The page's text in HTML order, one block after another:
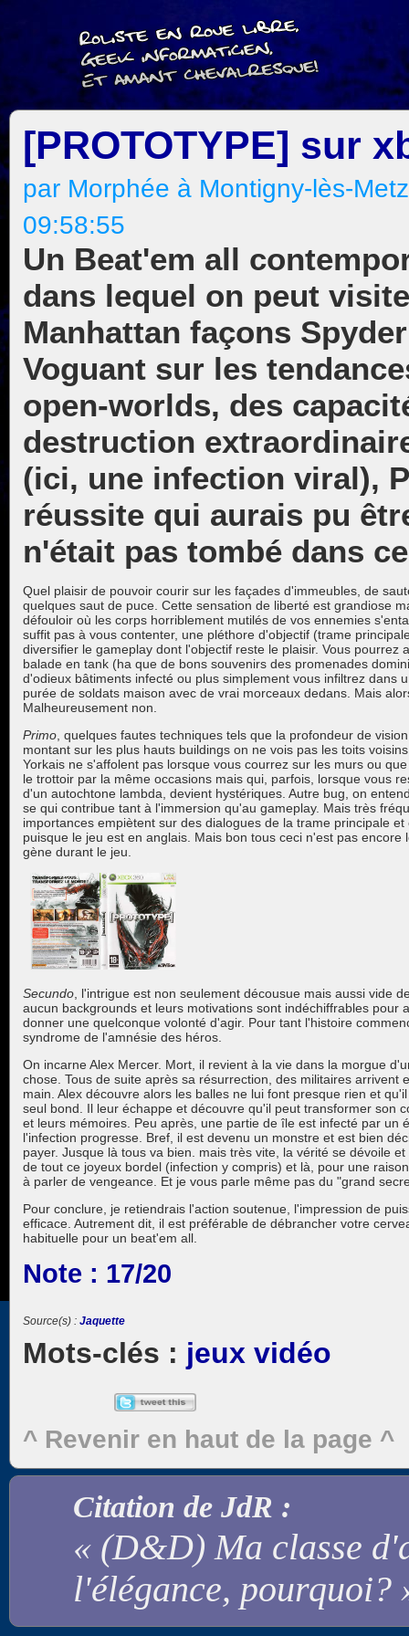
[PROTOTYPE] sur
par Morphée à Montigny-lès-
09:58:55
Un Beat'em all
dans lequel on peut
Manhattan façons
Voguant sur les
open-worlds, des
destruction
(ici, une infection viral),
réussite qui aurais pu
n'était pas tombé dans
Quel plaisir de pouvoir courir sur les façades d'immeubles, de
quelques saut de puce. Cette sensation de liberté est grandiose
défouloir où les corps horriblement mutilés de vos ennemies
suffit pas à vous contenter, une pléthore d'objectif (trame
diversifier le gameplay dont l'objectif reste le plaisir. Vous
balade en tank (ha que de bons souvenirs des promenades
d'odieux bâtiments infecté ou plus simplement vous infiltrez dans
purée de soldats maison avec de vrai morceaux dedans. Mais
Malheureusement non.
Primo , quelques fautes techniques tels que la profondeur de
montant sur les plus hauts buildings on ne vois pas les toits
Yorkais ne s'affolent pas lorsque vous courrez sur les murs ou
le trottoir par la même occasions mais qui, parfois, lorsque vous
d'un autochtone lambda, devient hystériques. Autre bug, on
se qui contribue tant à l'immersion qu'au gameplay. Mais très
importances empiètent sur des dialogues de la trame principale
puisque le jeu est en anglais. Mais bon tous ceci n'est pas
gène durant le jeu.
Secundo , l'intrigue est non seulement décousue mais aussi vide
aucun backgrounds et leurs motivations sont indéchiffrables pour
donner une quelconque volonté d'agir. Pour tant l'histoire
syndrome de l'amnésie des héros.
On incarne Alex Mercer. Mort, il revient à la vie dans la morgue
chose. Tous de suite après sa résurrection, des militaires arrivent
main. Alex découvre alors les balles ne lui font presque rien et
seul bond. Il leur échappe et découvre qu'il peut transformer son
et leurs mémoires. Peu après, une partie de île est infecté par un
l'infection progresse. Bref, il est devenu un monstre et est bien
payer. Jusque là tous va bien. mais très vite, la vérité se dévoile
de tout ce joyeux bordel (infection y compris) et là, pour une
à parler de vengeance. Et je vous parle même pas du "grand
Pour conclure, je retiendrais l'action soutenue, l'impression de
efficace. Autrement dit, il est préférable de débrancher votre
habituelle pour un beat'em all.
Note : 17/20
Jaquette
jeux vidéo
^ Revenir en haut de la page ^
Citation de JdR :
« (D&D) Ma classe
l'élégance, pourquoi?